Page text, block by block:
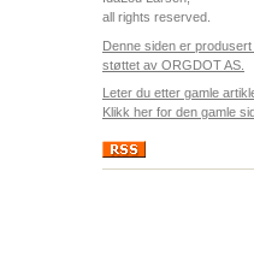
all rights reserved.
Denne siden er produsert
støttet av ORGDOT AS.
Leter du etter gamle
Klikk her for den gamle